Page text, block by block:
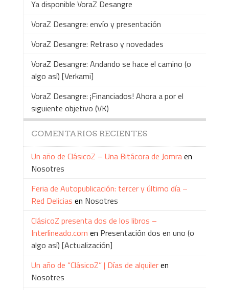
Ya disponible VoraZ Desangre
VoraZ Desangre: envío y presentación
VoraZ Desangre: Retraso y novedades
VoraZ Desangre: Andando se hace el camino (o
algo así) [Verkami]
VoraZ Desangre: ¡Financiados! Ahora a por el
siguiente objetivo (VK)
COMENTARIOS RECIENTES
Un año de ClásicoZ – Una Bitácora de Jomraen
Nosotres
Feria de Autopublicación: tercer y último día –
Red Delicias en Nosotres
ClásicoZ presenta dos de los libros –
Interlineado.com en Presentación dos en uno (o
algo así) [Actualización]
Un año de “ClásicoZ” | Días de alquileren
Nosotres